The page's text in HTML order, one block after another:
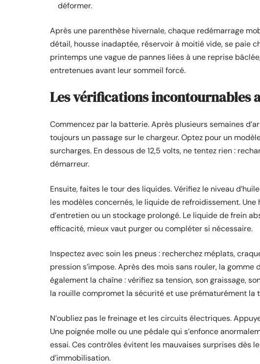
déformer.
Après une parenthèse hivernale, chaque redémarrage
détail, housse inadaptée, réservoir à moitié vide, se paie
printemps une vague de pannes liées à une reprise
entretenues avant leur sommeil forcé.
Les vérifications incontournables
Commencez par la batterie. Après plusieurs semaines
toujours un passage sur le chargeur. Optez pour un
surcharges. En dessous de 12,5 volts, ne tentez rien :
démarreur.
Ensuite, faites le tour des liquides. Vérifiez le niveau
les modèles concernés, le liquide de refroidissement.
d’entretien ou un stockage prolongé. Le liquide de frein
efficacité, mieux vaut purger ou compléter si nécessaire.
Inspectez avec soin les pneus : recherchez méplats,
pression s’impose. Après des mois sans rouler, la gomme
également la chaîne : vérifiez sa tension, son graissage,
la rouille compromet la sécurité et use prématurément la
N’oubliez pas le freinage et les circuits électriques.
Une poignée molle ou une pédale qui s’enfonce
essai. Ces contrôles évitent les mauvaises surprises dès
d’immobilisation.